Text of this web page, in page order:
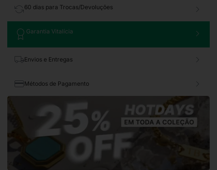
60 dias para Trocas/Devoluções
Garantia Vitalícia
Envios e Entregas
Métodos de Pagamento